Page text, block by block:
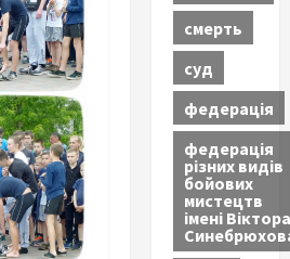
смерть
суд
федерація
федерація
різних видів
бойових
мистецтв
імені Віктора